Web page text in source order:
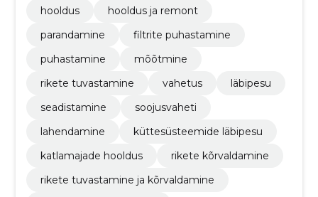
hooldus
hooldus ja remont
parandamine
filtrite puhastamine
puhastamine
mõõtmine
rikete tuvastamine
vahetus
läbipesu
seadistamine
soojusvaheti
lahendamine
küttesüsteemide läbipesu
katlamajade hooldus
rikete kõrvaldamine
rikete tuvastamine ja kõrvaldamine